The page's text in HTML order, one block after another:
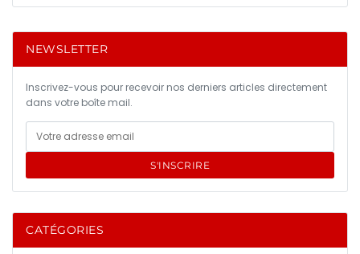
NEWSLETTER
Inscrivez-vous pour recevoir nos derniers articles directement
dans votre boîte mail.
S'INSCRIRE
CATÉGORIES